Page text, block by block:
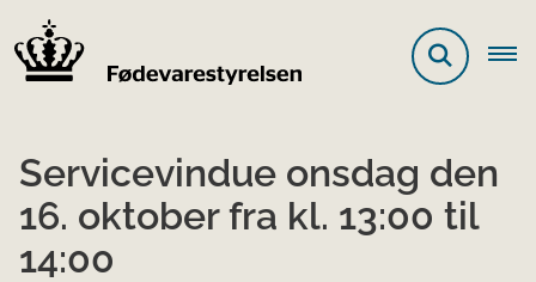
Servicevindue onsdag den
16. oktober fra kl. 13:00 til
14:00